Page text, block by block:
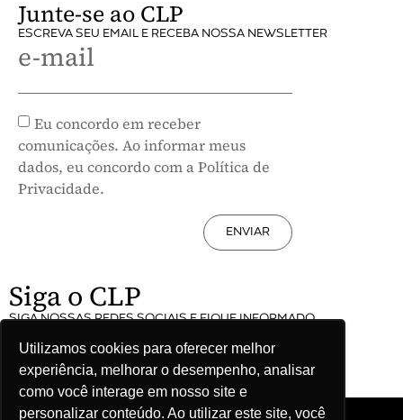
Utilizamos cookies para oferecer melhor
experiência, melhorar o desempenho, analisar
como você interage em nosso site e
personalizar conteúdo. Ao utilizar este site, você
Junte-se ao CLP
ESCREVA SEU EMAIL E RECEBA NOSSA NEWSLETTER
e-mail
Eu concordo em receber
comunicações. Ao informar meus
dados, eu concordo com a Política de
Privacidade.
ENVIAR
Siga o CLP
SIGA NOSSAS REDES SOCIAIS E FIQUE INFORMADO